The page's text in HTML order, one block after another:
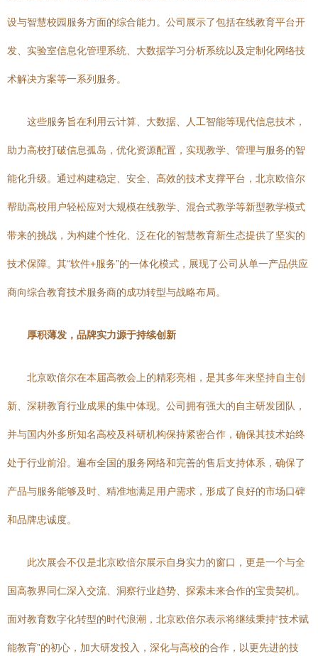
设与智慧校园服务方面的综合能力。公司展示了包括在线教育平台开
发、实验室信息化管理系统、大数据学习分析系统以及定制化网络技
术解决方案等一系列服务。
这些服务旨在利用云计算、大数据、人工智能等现代信息技术，
助力高校打破信息孤岛，优化资源配置，实现教学、管理与服务的智
能化升级。通过构建稳定、安全、高效的技术支撑平台，北京欧倍尔
帮助高校用户轻松应对大规模在线教学、混合式教学等新型教学模式
带来的挑战，为构建个性化、泛在化的智慧教育新生态提供了坚实的
技术保障。其“软件+服务”的一体化模式，展现了公司从单一产品供应
商向综合教育技术服务商的成功转型与战略布局。
厚积薄发，品牌实力源于持续创新
北京欧倍尔在本届高教会上的精彩亮相，是其多年来坚持自主创
新、深耕教育行业成果的集中体现。公司拥有强大的自主研发团队，
并与国内外多所知名高校及科研机构保持紧密合作，确保其技术始终
处于行业前沿。遍布全国的服务网络和完善的售后支持体系，确保了
产品与服务能够及时、精准地满足用户需求，形成了良好的市场口碑
和品牌忠诚度。
此次展会不仅是北京欧倍尔展示自身实力的窗口，更是一个与全
国高教界同仁深入交流、洞察行业趋势、探索未来合作的宝贵契机。
面对教育数字化转型的时代浪潮，北京欧倍尔表示将继续秉持“技术赋
能教育”的初心，加大研发投入，深化与高校的合作，以更先进的技